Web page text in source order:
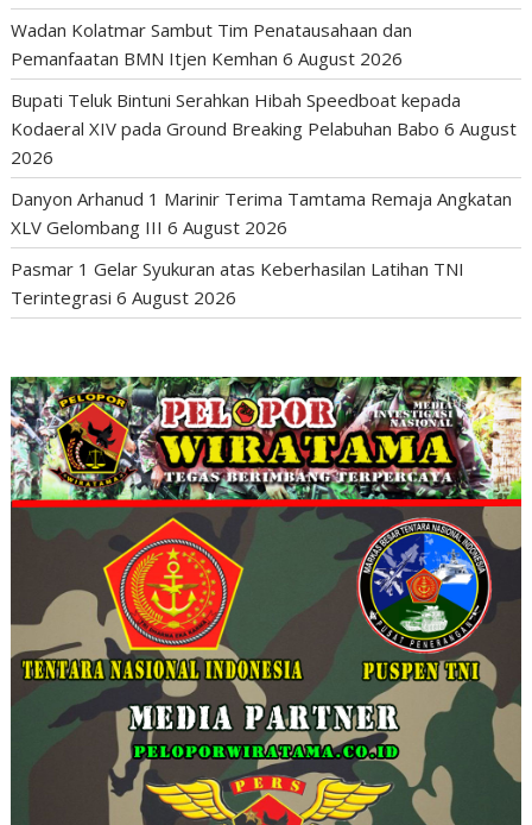
Wadan Kolatmar Sambut Tim Penatausahaan dan
Pemanfaatan BMN Itjen Kemhan 6 August 2026
Bupati Teluk Bintuni Serahkan Hibah Speedboat kepada
Kodaeral XIV pada Ground Breaking Pelabuhan Babo 6 August
2026
Danyon Arhanud 1 Marinir Terima Tamtama Remaja Angkatan
XLV Gelombang III 6 August 2026
Pasmar 1 Gelar Syukuran atas Keberhasilan Latihan TNI
Terintegrasi 6 August 2026